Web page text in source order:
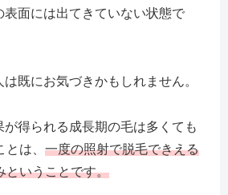
表面には出てきていない状態で
既にお気づきかもしれません。
得られる成長期の毛は多くても
は、 一度の照射で脱毛できえる
ということです。